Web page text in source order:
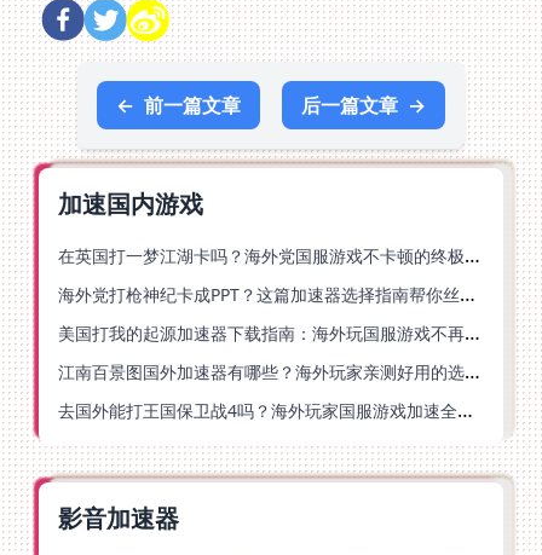
← 前一篇文章 后一篇文章 →
加速国内游戏
在英国打一梦江湖卡吗？海外党国服游戏不卡顿的终极解法
海外党打枪神纪卡成PPT？这篇加速器选择指南帮你丝滑上分
美国打我的起源加速器下载指南：海外玩国服游戏不再卡的终极方案
江南百景图国外加速器有哪些？海外玩家亲测好用的选择与避坑指南
去国外能打王国保卫战4吗？海外玩家国服游戏加速全攻略（附公主连结幻想江湖实测）
影音加速器